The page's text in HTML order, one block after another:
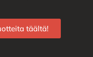
täältä!